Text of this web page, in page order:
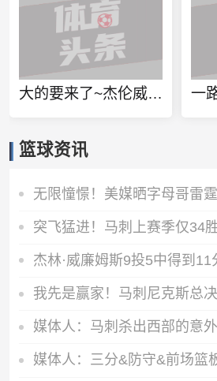
大的要来了~杰伦威和切特的顶薪合同下赛季将开始执行 首年4125万
篮球资讯